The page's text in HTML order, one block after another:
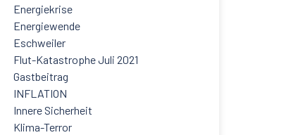
Energiekrise
Energiewende
Eschweiler
Flut-Katastrophe Juli 2021
Gastbeitrag
INFLATION
Innere Sicherheit
Klima-Terror